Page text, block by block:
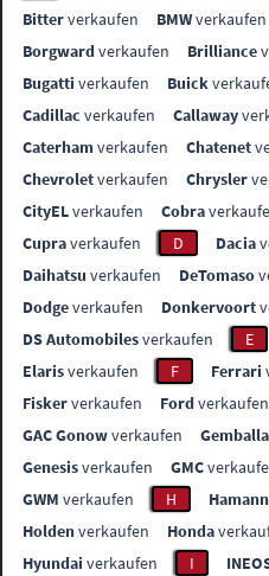
Bitterverkaufen BMWverkaufen
Borgwardverkaufen Brilliance
Bugatti verkaufen Buick
Cadillac verkaufen Callaway
Caterhamverkaufen Chatenet
Chevroletverkaufen Chrysler
CityELverkaufen Cobra
Cupraverkaufen D Dacia
Daihatsu verkaufen DeTomaso
Dodgeverkaufen Donkervoort
DS Automobilesverkaufen E
Elarisverkaufen F Ferrari
Fiskerverkaufen Fordverkaufen
GAC Gonowverkaufen Gemballa
Genesisverkaufen GMC
GWM verkaufen H Hamann
Holdenverkaufen Honda
Hyundai verkaufen I